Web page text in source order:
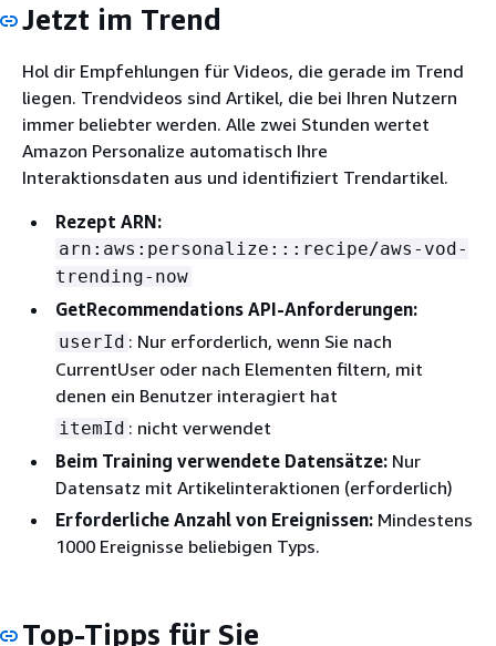
Jetzt im Trend
Hol dir Empfehlungen für Videos, die gerade im Trend
liegen. Trendvideos sind Artikel, die bei Ihren Nutzern
immer beliebter werden. Alle zwei Stunden wertet
Amazon Personalize automatisch Ihre
Interaktionsdaten aus und identifiziert Trendartikel.
Rezept ARN:
arn:aws:personalize:::recipe/aws-vod-
trending-now
GetRecommendations API-Anforderungen:
userId : Nur erforderlich, wenn Sie nach
CurrentUser oder nach Elementen filtern, mit
denen ein Benutzer interagiert hat
itemId : nicht verwendet
Beim Training verwendete Datensätze: Nur
Datensatz mit Artikelinteraktionen (erforderlich)
Erforderliche Anzahl von Ereignissen: Mindestens
1000 Ereignisse beliebigen Typs.
Top-Tipps für Sie